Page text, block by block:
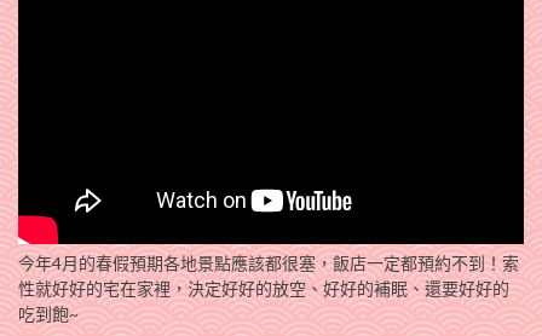
今年4月的春假預期各地景點應該都很塞，飯店一定都預約不到！索
性就好好的宅在家裡，決定好好的放空、好好的補眠、還要好好的
吃到飽~